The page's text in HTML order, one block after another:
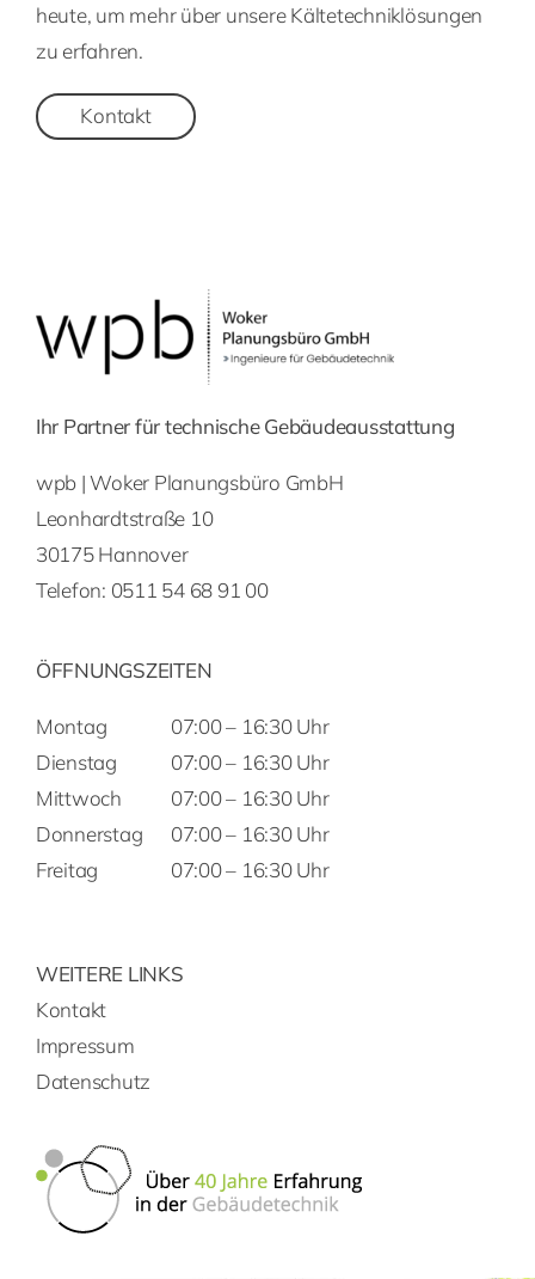
heute, um mehr über unsere Kältetechniklösungen
zu erfahren.
Kontakt
Ihr Partner für technische Gebäudeausstattung
wpb | Woker Planungsbüro GmbH
Leonhardtstraße 10
30175 Hannover
Telefon: 0511 54 68 91 00
ÖFFNUNGSZEITEN
Montag
Dienstag
Mittwoch
Donnerstag
Freitag
07:00 – 16:30 Uhr
07:00 – 16:30 Uhr
07:00 – 16:30 Uhr
07:00 – 16:30 Uhr
07:00 – 16:30 Uhr
WEITERE LINKS
Kontakt
Impressum
Datenschutz